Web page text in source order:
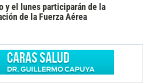
y el lunes participarán de la
de la Fuerza Aérea